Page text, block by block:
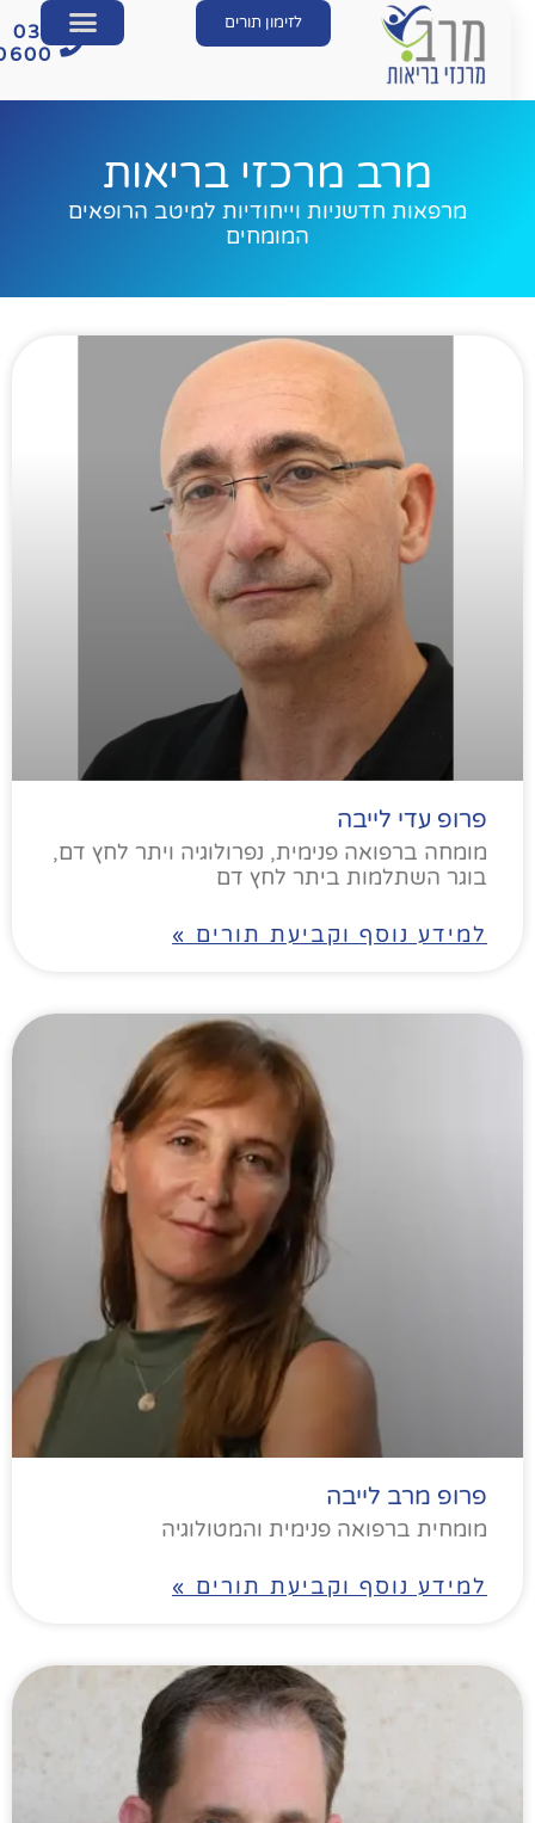
לזימון תורים
03-
מרב מרכזי בריאות
מרפאות חדשניות וייחודיות למיטב הרופאים
המומחים
פרופ עדי לייבה
מומחה ברפואה פנימית, נפרולוגיה ויתר לחץ דם,
בוגר השתלמות ביתר לחץ דם
למידע נוסף וקביעת תורים »
פרופ מרב לייבה
מומחית ברפואה פנימית והמטולוגיה
למידע נוסף וקביעת תורים »